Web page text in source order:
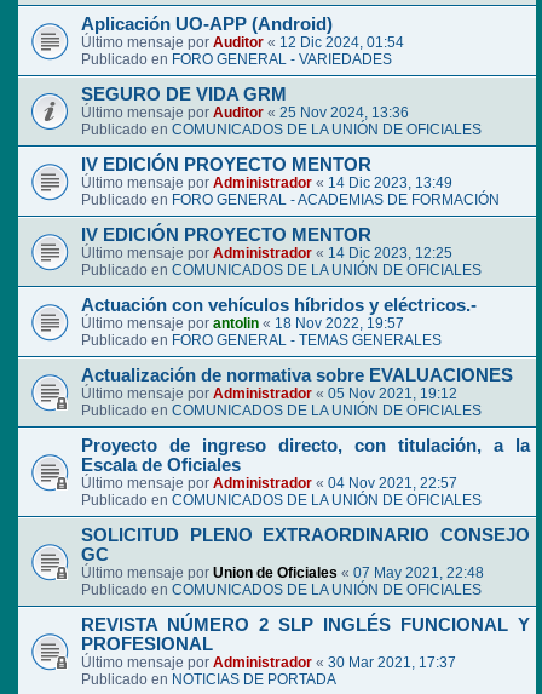
Aplicación UO-APP (Android)
Último mensaje por Auditor « 12 Dic 2024, 01:54
Publicado en FORO GENERAL - VARIEDADES
SEGURO DE VIDA GRM
Último mensaje por Auditor « 25 Nov 2024, 13:36
Publicado en COMUNICADOS DE LA UNIÓN DE OFICIALES
IV EDICIÓN PROYECTO MENTOR
Último mensaje por Administrador « 14 Dic 2023, 13:49
Publicado en FORO GENERAL - ACADEMIAS DE FORMACIÓN
IV EDICIÓN PROYECTO MENTOR
Último mensaje por Administrador « 14 Dic 2023, 12:25
Publicado en COMUNICADOS DE LA UNIÓN DE OFICIALES
Actuación con vehículos híbridos y eléctricos.-
Último mensaje por antolin « 18 Nov 2022, 19:57
Publicado en FORO GENERAL - TEMAS GENERALES
Actualización de normativa sobre EVALUACIONES
Último mensaje por Administrador « 05 Nov 2021, 19:12
Publicado en COMUNICADOS DE LA UNIÓN DE OFICIALES
Proyecto de ingreso directo, con titulación, a la
Escala de Oficiales
Último mensaje por Administrador « 04 Nov 2021, 22:57
Publicado en COMUNICADOS DE LA UNIÓN DE OFICIALES
SOLICITUD PLENO EXTRAORDINARIO CONSEJO
GC
Último mensaje por Union de Oficiales « 07 May 2021, 22:48
Publicado en COMUNICADOS DE LA UNIÓN DE OFICIALES
REVISTA NÚMERO 2 SLP INGLÉS FUNCIONAL Y
PROFESIONAL
Último mensaje por Administrador « 30 Mar 2021, 17:37
Publicado en NOTICIAS DE PORTADA